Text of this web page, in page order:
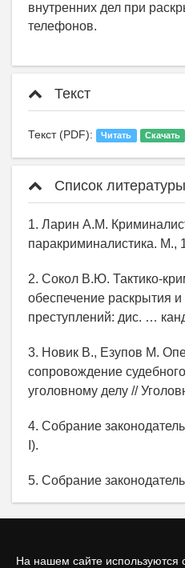
На нашем сайте используются
внутренних дел при
телефонов.
Текст
Текст (PDF): Читать Скачать
Список литературы
1. Ларин А.М.
паракриминалистика. М.,
2. Сокол В.Ю. Тактико-
обеспечение раскрытия
преступлений: дис. …
3. Новик В., Езупов М.
сопровождение
уголовному делу //
4. Собрание
I).
5. Собрание